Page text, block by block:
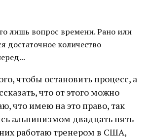
лишь вопрос времени. Рано или
достаточное количество
чтобы остановить процесс, а
что от этого можно
что имею на это право, так
альпинизмом двадцать пять
работаю тренером в США,